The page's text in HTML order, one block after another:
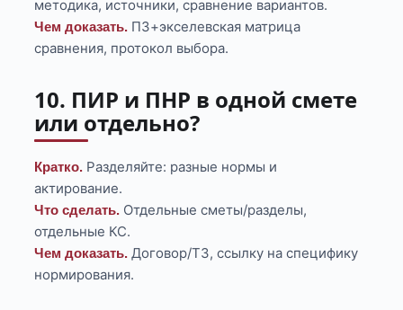
методика, источники, сравнение вариантов.
Чем доказать. ПЗ+экселевская матрица
сравнения, протокол выбора.
10. ПИР и ПНР в одной смете
или отдельно?
Кратко. Разделяйте: разные нормы и
актирование.
Что сделать. Отдельные сметы/разделы,
отдельные КС.
Чем доказать. Договор/ТЗ, ссылку на специфику
нормирования.